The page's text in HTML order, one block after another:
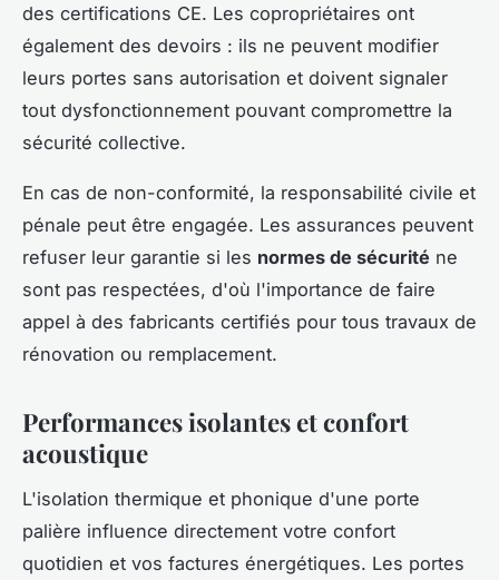
des certifications CE. Les copropriétaires ont
également des devoirs : ils ne peuvent modifier
leurs portes sans autorisation et doivent signaler
tout dysfonctionnement pouvant compromettre la
sécurité collective.
En cas de non-conformité, la responsabilité civile et
pénale peut être engagée. Les assurances peuvent
refuser leur garantie si les normes de sécurité ne
sont pas respectées, d'où l'importance de faire
appel à des fabricants certifiés pour tous travaux de
rénovation ou remplacement.
Performances isolantes et confort
acoustique
L'isolation thermique et phonique d'une porte
palière influence directement votre confort
quotidien et vos factures énergétiques. Les portes